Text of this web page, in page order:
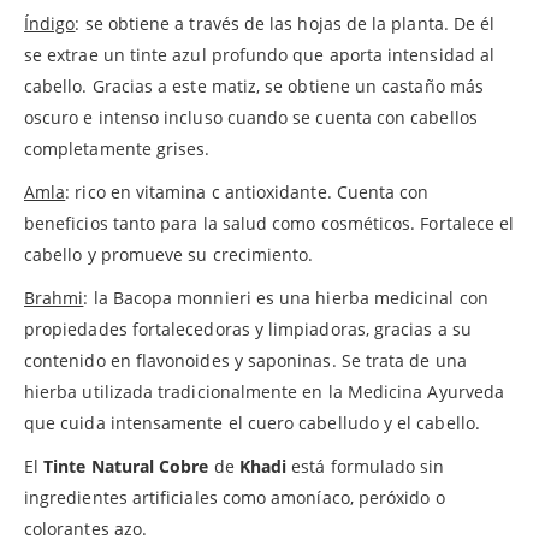
Índigo: se obtiene a través de las hojas de la planta. De él
se extrae un tinte azul profundo que aporta intensidad al
cabello. Gracias a este matiz, se obtiene un castaño más
oscuro e intenso incluso cuando se cuenta con cabellos
completamente grises.
Amla: rico en vitamina c antioxidante. Cuenta con
beneficios tanto para la salud como cosméticos. Fortalece el
cabello y promueve su crecimiento.
Brahmi: la Bacopa monnieri es una hierba medicinal con
propiedades fortalecedoras y limpiadoras, gracias a su
contenido en flavonoides y saponinas. Se trata de una
hierba utilizada tradicionalmente en la Medicina Ayurveda
que cuida intensamente el cuero cabelludo y el cabello.
ElTinte Natural Cobre de Khadi está formulado sin
ingredientes artificiales como amoníaco, peróxido o
colorantes azo.